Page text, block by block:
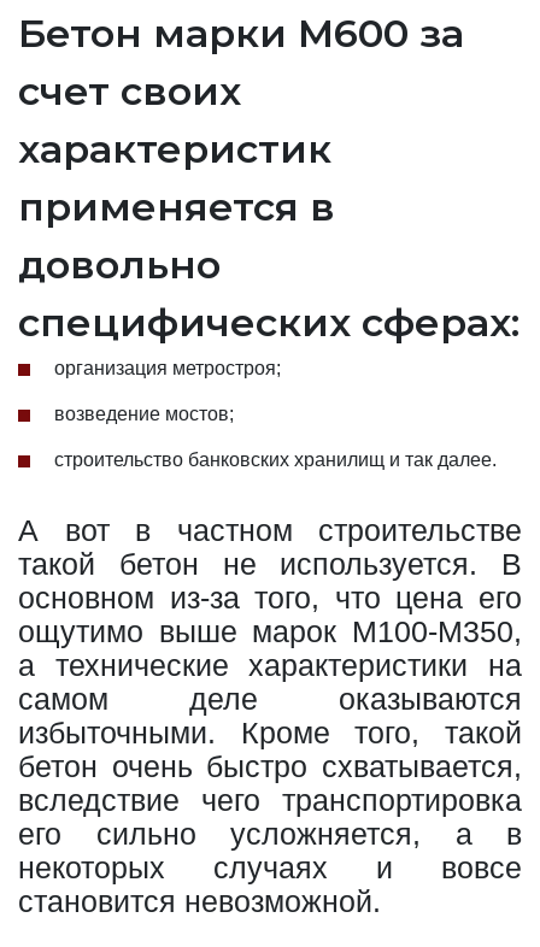
Бетон марки М600 за
счет своих
характеристик
применяется в
довольно
специфических сферах:
организация метростроя;
возведение мостов;
строительство банковских хранилищ и так далее.
А вот в частном строительстве
такой бетон не используется. В
основном из-за того, что цена его
ощутимо выше марок М100-М350,
а технические характеристики на
самом деле оказываются
избыточными. Кроме того, такой
бетон очень быстро схватывается,
вследствие чего транспортировка
его сильно усложняется, а в
некоторых случаях и вовсе
становится невозможной.